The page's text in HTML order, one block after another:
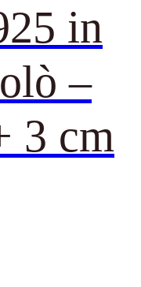
in
–
3 cm